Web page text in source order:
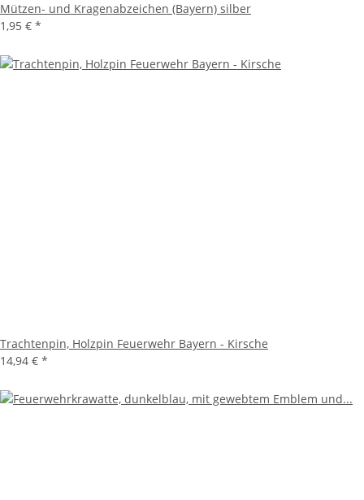
Mützen- und Kragenabzeichen (Bayern) silber
1,95 € *
Trachtenpin, Holzpin Feuerwehr Bayern - Kirsche
14,94 € *